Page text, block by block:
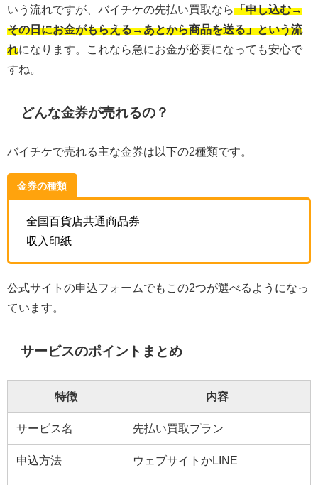
いう流れですが、バイチケの先払い買取なら「申し込む→
その日にお金がもらえる→あとから商品を送る」という流
れになります。これなら急にお金が必要になっても安心で
すね。
どんな金券が売れるの？
バイチケで売れる主な金券は以下の2種類です。
金券の種類
全国百貨店共通商品券
収入印紙
公式サイトの申込フォームでもこの2つが選べるようになっ
ています。
サービスのポイントまとめ
特徴 内容
サービス名 先払い買取プラン
申込方法 ウェブサイトかLINE